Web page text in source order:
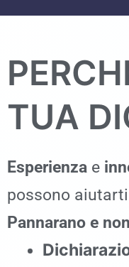
TUA
Esperienza e
possono
Pannarano e